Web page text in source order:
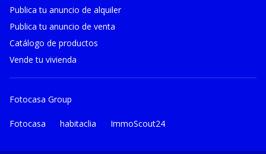
Publica tu anuncio de alquiler
Publica tu anuncio de venta
Catálogo de productos
Vende tu vivienda
Fotocasa Group
Fotocasa habitaclia ImmoScout24